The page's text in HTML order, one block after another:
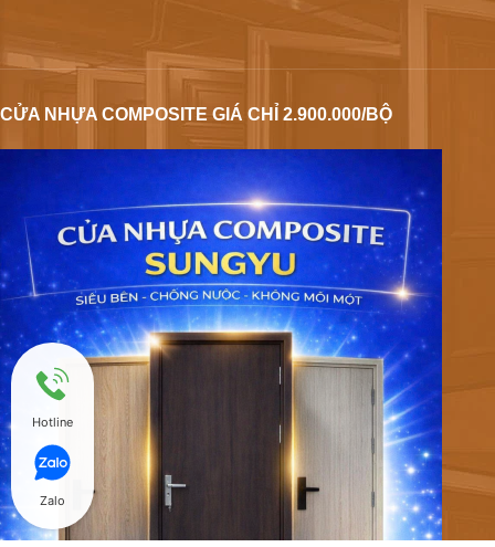
CỬA NHỰA COMPOSITE GIÁ CHỈ 2.900.000/BỘ
Hotline
Zalo